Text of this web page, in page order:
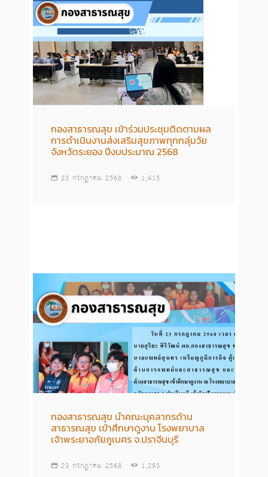
กองสาธารณสุข เข้าร่วมประชุมติดตามผล
การดำเนินงานส่งเสริมสุขภาพทุกกลุ่มวัย
จังหวัดระยอง ปีงบประมาณ 2568
23 กรกฏาคม 2568 1,415
กองสาธารณสุข นำคณะบุคลากรด้าน
สาธารณสุข เข้าศึกษาดูงาน โรงพยาบาล
เจ้าพระยาอภัยภูเบศร จ.ปราจีนบุรี
23 กรกฏาคม 2568 1,293